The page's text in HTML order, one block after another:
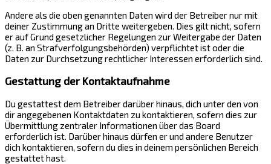
Andere als die oben genannten Daten wird der Betreiber nur mit
deiner Zustimmung an Dritte weitergeben. Dies gilt nicht, sofern
er auf Grund gesetzlicher Regelungen zur Weitergabe der Daten
(z. B. an Strafverfolgungsbehörden) verpflichtet ist oder die
Daten zur Durchsetzung rechtlicher Interessen erforderlich sind.
Gestattung der Kontaktaufnahme
Du gestattest dem Betreiber darüber hinaus, dich unter den von
dir angegebenen Kontaktdaten zu kontaktieren, sofern dies zur
Übermittlung zentraler Informationen über das Board
erforderlich ist. Darüber hinaus dürfen er und andere Benutzer
dich kontaktieren, sofern du dies in deinem persönlichen Bereich
gestattet hast.